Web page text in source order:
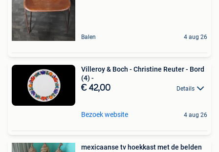
Balen 4 aug 26
Villeroy & Boch - Christine Reuter - Bord
(4) -
€ 42,00 Details
Bezoek website 4 aug 26
mexicaanse tv hoekkast met de belden